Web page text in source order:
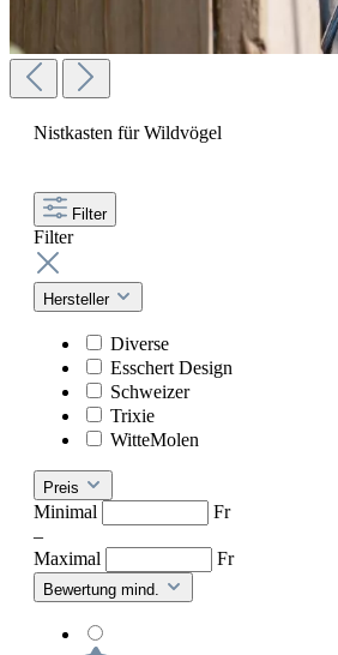
Nistkasten für Wildvögel
Filter
Filter
Hersteller
Diverse
Esschert Design
Schweizer
Trixie
WitteMolen
Preis
Minimal
Fr
–
Maximal
Fr
Bewertung mind.